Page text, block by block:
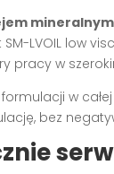
SM-LVOIL low
pracy w
w
bez